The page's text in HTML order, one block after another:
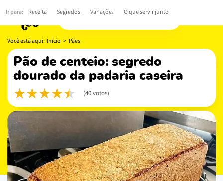
Você está aqui: Início > Pães
pão de centeio: segredo
dourado da padaria caseira
(40 votos)
Ir para: Receita Segredos Variações O que servir junto